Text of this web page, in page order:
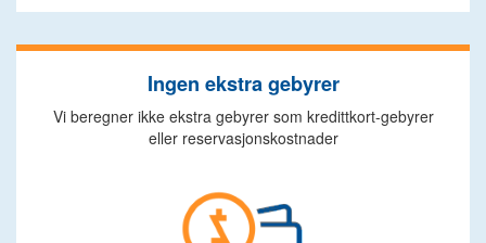
Ingen ekstra gebyrer
Vi beregner ikke ekstra gebyrer som kredittkort-gebyrer
eller reservasjonskostnader